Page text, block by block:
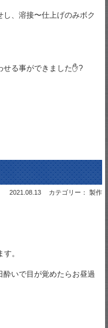
、溶接〜仕上げのみボク
る事ができました✋?
2021.08.13 カテゴリー： 製作
。
いで目が覚めたらお昼過